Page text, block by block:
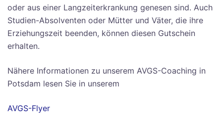
oder aus einer Langzeiterkrankung genesen sind. Auch
Studien-Absolventen oder Mütter und Väter, die ihre
Erziehungszeit beenden, können diesen Gutschein
erhalten.
Nähere Informationen zu unserem AVGS-Coaching in
Potsdam lesen Sie in unserem
AVGS-Flyer